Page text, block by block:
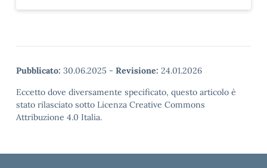
Pubblicato: 30.06.2025 - Revisione: 24.01.2026
Eccetto dove diversamente specificato, questo articolo è
stato rilasciato sotto Licenza Creative Commons
Attribuzione 4.0 Italia.